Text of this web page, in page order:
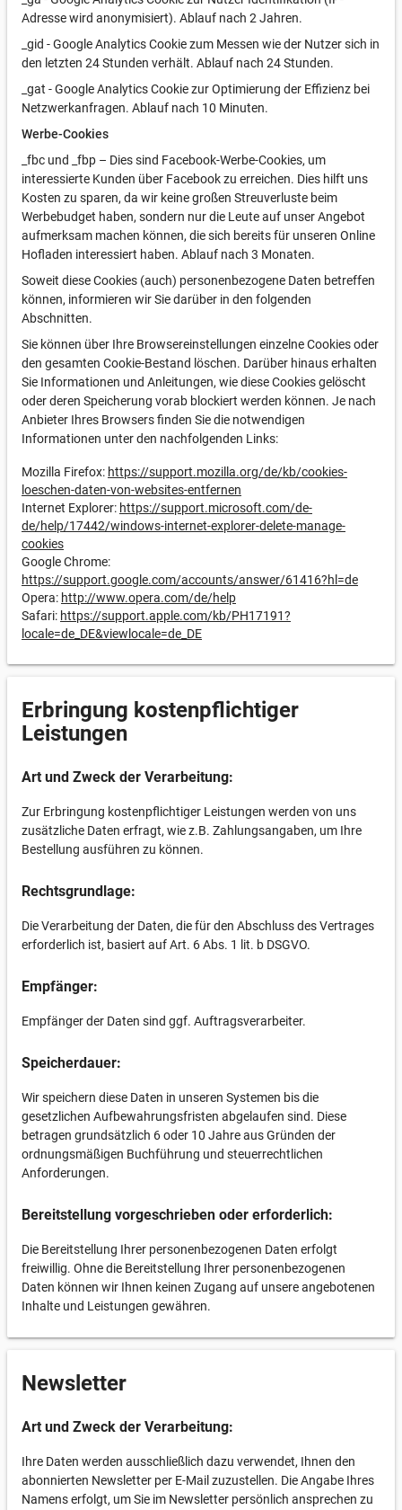
Adresse wird anonymisiert). Ablauf nach 2 Jahren.
_gid - Google Analytics Cookie zum Messen wie der Nutzer sich in
den letzten 24 Stunden verhält. Ablauf nach 24 Stunden.
_gat - Google Analytics Cookie zur Optimierung der Effizienz bei
Netzwerkanfragen. Ablauf nach 10 Minuten.
Werbe-Cookies
_fbc und _fbp – Dies sind Facebook-Werbe-Cookies, um
interessierte Kunden über Facebook zu erreichen. Dies hilft uns
Kosten zu sparen, da wir keine großen Streuverluste beim
Werbebudget haben, sondern nur die Leute auf unser Angebot
aufmerksam machen können, die sich bereits für unseren Online
Hofladen interessiert haben. Ablauf nach 3 Monaten.
Soweit diese Cookies (auch) personenbezogene Daten betreffen
können, informieren wir Sie darüber in den folgenden
Abschnitten.
Sie können über Ihre Browsereinstellungen einzelne Cookies oder
den gesamten Cookie-Bestand löschen. Darüber hinaus erhalten
Sie Informationen und Anleitungen, wie diese Cookies gelöscht
oder deren Speicherung vorab blockiert werden können. Je nach
Anbieter Ihres Browsers finden Sie die notwendigen
Informationen unter den nachfolgenden Links:
Mozilla Firefox: https://support.mozilla.org/de/kb/cookies-
loeschen-daten-von-websites-entfernen
Internet Explorer: https://support.microsoft.com/de-
de/help/17442/windows-internet-explorer-delete-manage-
cookies
Google Chrome:
https://support.google.com/accounts/answer/61416?hl=de
Opera: http://www.opera.com/de/help
Safari: https://support.apple.com/kb/PH17191?
locale=de_DE&viewlocale=de_DE
Erbringung kostenpflichtiger
Leistungen
Art und Zweck der Verarbeitung:
Zur Erbringung kostenpflichtiger Leistungen werden von uns
zusätzliche Daten erfragt, wie z.B. Zahlungsangaben, um Ihre
Bestellung ausführen zu können.
Rechtsgrundlage:
Die Verarbeitung der Daten, die für den Abschluss des Vertrages
erforderlich ist, basiert auf Art. 6 Abs. 1 lit. b DSGVO.
Empfänger:
Empfänger der Daten sind ggf. Auftragsverarbeiter.
Speicherdauer:
Wir speichern diese Daten in unseren Systemen bis die
gesetzlichen Aufbewahrungsfristen abgelaufen sind. Diese
betragen grundsätzlich 6 oder 10 Jahre aus Gründen der
ordnungsmäßigen Buchführung und steuerrechtlichen
Anforderungen.
Bereitstellung vorgeschrieben oder erforderlich:
Die Bereitstellung Ihrer personenbezogenen Daten erfolgt
freiwillig. Ohne die Bereitstellung Ihrer personenbezogenen
Daten können wir Ihnen keinen Zugang auf unsere angebotenen
Inhalte und Leistungen gewähren.
Newsletter
Art und Zweck der Verarbeitung:
Ihre Daten werden ausschließlich dazu verwendet, Ihnen den
abonnierten Newsletter per E-Mail zuzustellen. Die Angabe Ihres
Namens erfolgt, um Sie im Newsletter persönlich ansprechen zu